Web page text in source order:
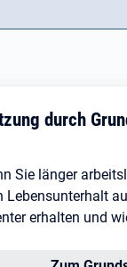
durch
Sie länger
erhalten und